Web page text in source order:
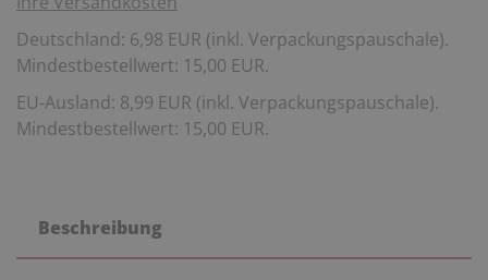
Deutschland: 6,98 EUR (inkl. Verpackungspauschale).
Mindestbestellwert: 15,00 EUR.
EU-Ausland: 8,99 EUR (inkl. Verpackungspauschale).
Mindestbestellwert: 15,00 EUR.
Beschreibung